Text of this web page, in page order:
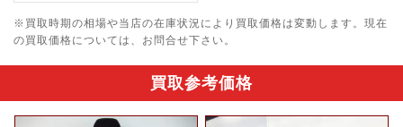
※買取時期の相場や当店の在庫状況により買取価格は変動します。 現在
の買取価格については、お問合せ下さい。
買取参考価格